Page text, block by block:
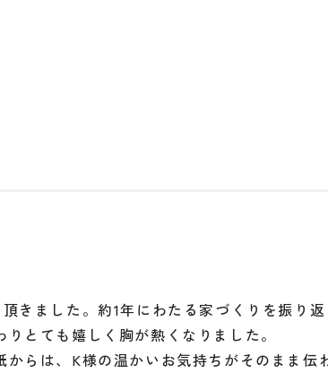
きました。約1年にわたる家づくりを振り
とても嬉しく胸が熱くなりました。
らは、K様の温かいお気持ちがそのまま伝